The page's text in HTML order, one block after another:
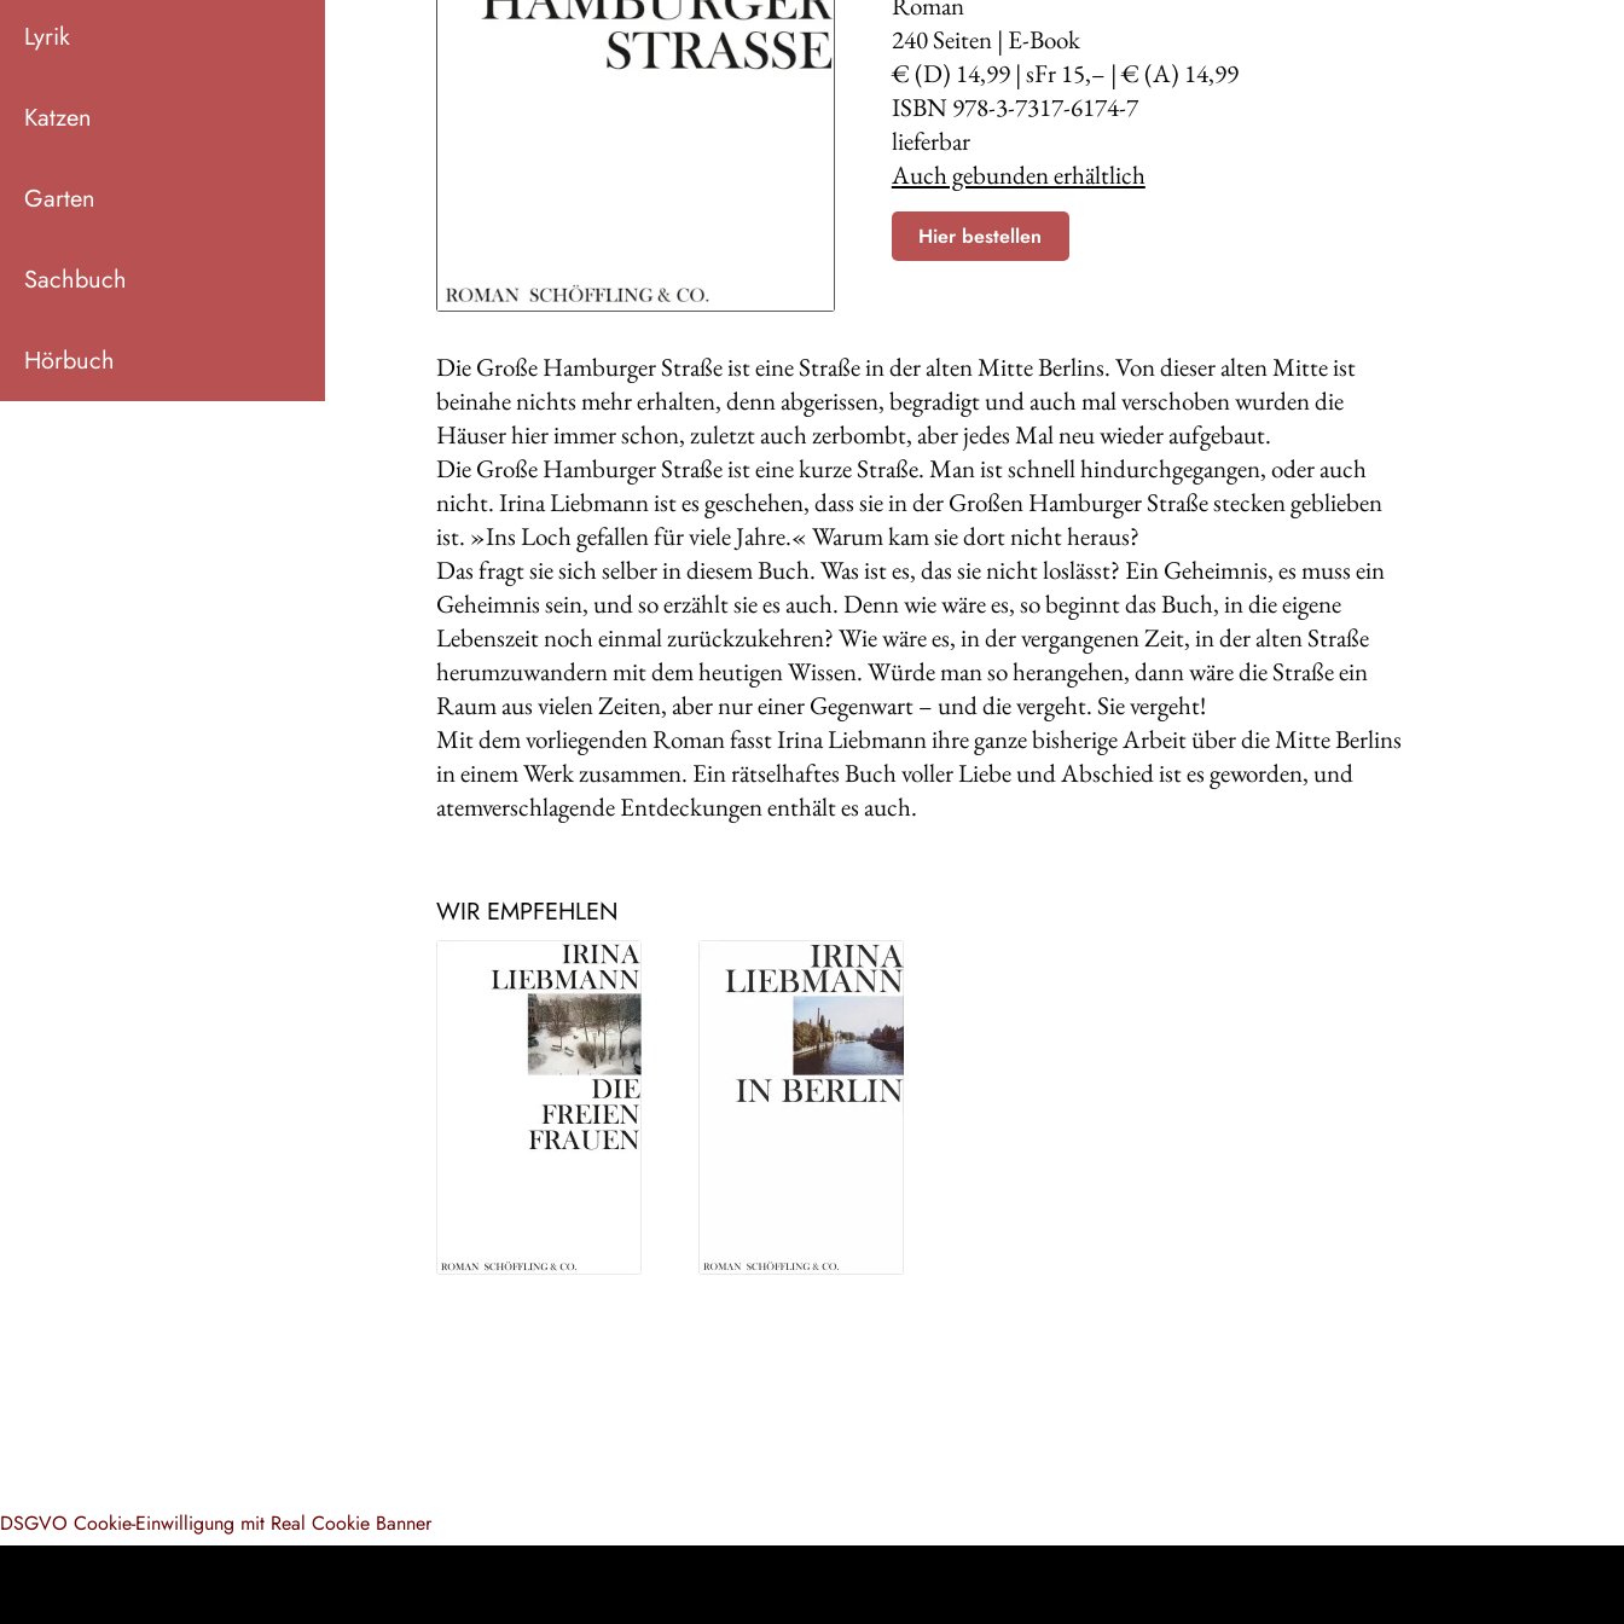
Lyrik
Katzen
Garten
Sachbuch
Hörbuch
240Seiten | E-Book
€ (D) 14,99 | sFr 15,– | € (A) 14,99
ISBN 978-3-7317-6174-7
lieferbar
Auch gebunden erhältlich
Hier bestellen
Die Große Hamburger Straße ist eine Straße in der alten Mitte Berlins. Von dieser alten Mitte ist
beinahe nichts mehr erhalten, denn abgerissen, begradigt und auch mal verschoben wurden die
Häuser hier immer schon, zuletzt auch zerbombt, aber jedes Mal neu wieder aufgebaut.
Die Große Hamburger Straße ist eine kurze Straße. Man ist schnell hindurchgegangen, oder auch
nicht. Irina Liebmann ist es geschehen, dass sie in der Großen Hamburger Straße stecken geblieben
ist. »Ins Loch gefallen für viele Jahre.« Warum kam sie dort nicht heraus?
Das fragt sie sich selber in diesem Buch. Was ist es, das sie nicht loslässt? Ein Geheimnis, es muss ein
Geheimnis sein, und so erzählt sie es auch. Denn wie wäre es, so beginnt das Buch, in die eigene
Lebenszeit noch einmal zurückzukehren? Wie wäre es, in der vergangenen Zeit, in der alten Straße
herumzuwandern mit dem heutigen Wissen. Würde man so herangehen, dann wäre die Straße ein
Raum aus vielen Zeiten, aber nur einer Gegenwart – und die vergeht. Sie vergeht!
Mit dem vorliegenden Roman fasst Irina Liebmann ihre ganze bisherige Arbeit über die Mitte Berlins
in einem Werk zusammen. Ein rätselhaftes Buch voller Liebe und Abschied ist es geworden, und
atemverschlagende Entdeckungen enthält es auch.
WIR EMPFEHLEN
DSGVO Cookie-Einwilligung mit Real Cookie Banner